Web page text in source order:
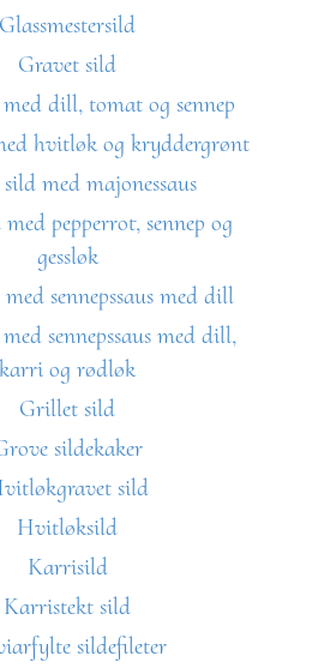
Glassmestersild
Gravet sild
dill, tomat og sennep
hvitløk og kryddergrønt
med majonessaus
pepperrot, sennep og
gessløk
sennepssaus med dill
sennepssaus med dill,
karri og rødløk
Grillet sild
sildekaker
sild
Hvitløksild
Karrisild
Karristekt sild
sildefileter